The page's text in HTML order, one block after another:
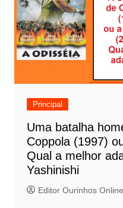
a
ç
ã
o
d
Principal
Uma batalha
Coppola (1997)
Qual a melhor
Yashinishi
Editor Ourinhos Online